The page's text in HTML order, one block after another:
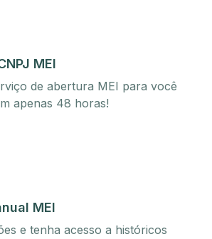
MEI
de abertura MEI para você
apenas 48 horas!
MEI
e tenha acesso a históricos